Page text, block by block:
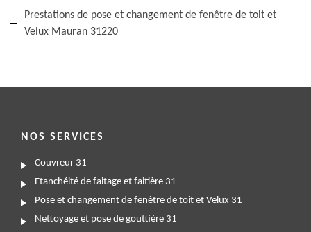
Prestations de pose et changement de fenêtre de toit et
Velux Mauran 31220
NOS SERVICES
Couvreur 31
Etanchéité de faitage et faitière 31
Pose et changement de fenêtre de toit et Velux 31
Nettoyage et pose de gouttière 31